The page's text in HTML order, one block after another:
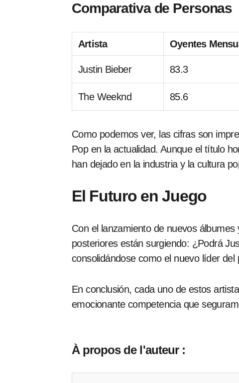
Comparativa de Personas
Artista Oyentes
Justin Bieber 83.3
The Weeknd 85.6
Como podemos ver, las cifras son
Pop en la actualidad. Aunque el título
han dejado en la industria y la cultura
El Futuro en Juego
Con el lanzamiento de nuevos
posteriores están surgiendo: ¿Podrá
consolidándose como el nuevo líder
En conclusión, cada uno de estos
emocionante competencia que
À propos de l'auteur :